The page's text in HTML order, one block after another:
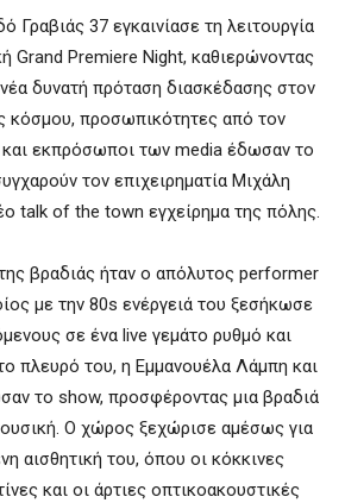
Γραβιάς 37 εγκαινίασε τη λειτουργία
Grand Premiere Night, καθιερώνοντας
δυνατή πρόταση διασκέδασης στον
κόσμου, προσωπικότητες από τον
και εκπρόσωποι των media έδωσαν το
τον επιχειρηματία Μιχάλη
talk of the town εγχείρημα της πόλης.
βραδιάς ήταν ο απόλυτος performer
με την 80s ενέργειά του ξεσήκωσε
σε ένα live γεμάτο ρυθμό και
πλευρό του, η Εμμανουέλα Λάμπη και
το show, προσφέροντας μια βραδιά
Ο χώρος ξεχώρισε αμέσως για
αισθητική του, όπου οι κόκκινες
και οι άρτιες οπτικοακουστικές